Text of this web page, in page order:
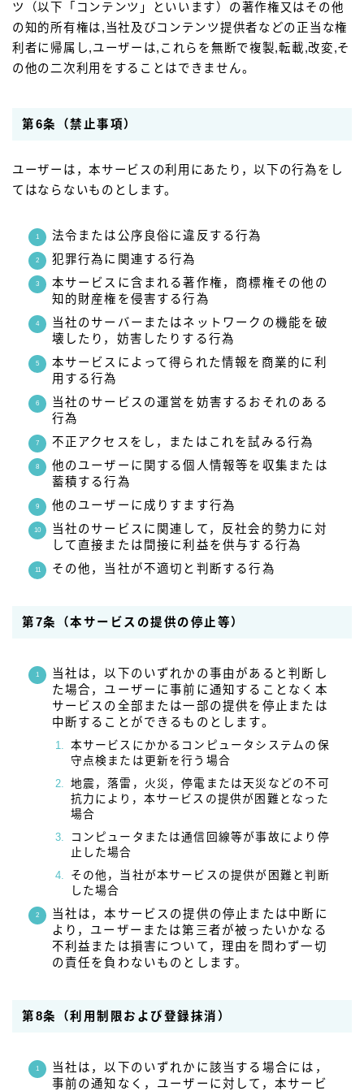
ツ（以下「コンテンツ」といいます）の著作権又はその他
の知的所有権は,当社及びコンテンツ提供者などの正当な権
利者に帰属し,ユーザーは,これらを無断で複製,転載,改変,そ
の他の二次利用をすることはできません。
第6条（禁止事項）
ユーザーは，本サービスの利用にあたり，以下の行為をし
てはならないものとします。
法令または公序良俗に違反する行為
犯罪行為に関連する行為
本サービスに含まれる著作権，商標権その他の
知的財産権を侵害する行為
当社のサーバーまたはネットワークの機能を破
壊したり，妨害したりする行為
本サービスによって得られた情報を商業的に利
用する行為
当社のサービスの運営を妨害するおそれのある
行為
不正アクセスをし，またはこれを試みる行為
他のユーザーに関する個人情報等を収集または
蓄積する行為
他のユーザーに成りすます行為
当社のサービスに関連して，反社会的勢力に対
して直接または間接に利益を供与する行為
その他，当社が不適切と判断する行為
第7条（本サービスの提供の停止等）
当社は，以下のいずれかの事由があると判断し
た場合，ユーザーに事前に通知することなく本
サービスの全部または一部の提供を停止または
中断することができるものとします。
本サービスにかかるコンピュータシステムの保
守点検または更新を行う場合
地震，落雷，火災，停電または天災などの不可
抗力により，本サービスの提供が困難となった
場合
コンピュータまたは通信回線等が事故により停
止した場合
その他，当社が本サービスの提供が困難と判断
した場合
当社は，本サービスの提供の停止または中断に
より，ユーザーまたは第三者が被ったいかなる
不利益または損害について，理由を問わず一切
の責任を負わないものとします。
第8条（利用制限および登録抹消）
当社は，以下のいずれかに該当する場合には，
事前の通知なく，ユーザーに対して，本サービ